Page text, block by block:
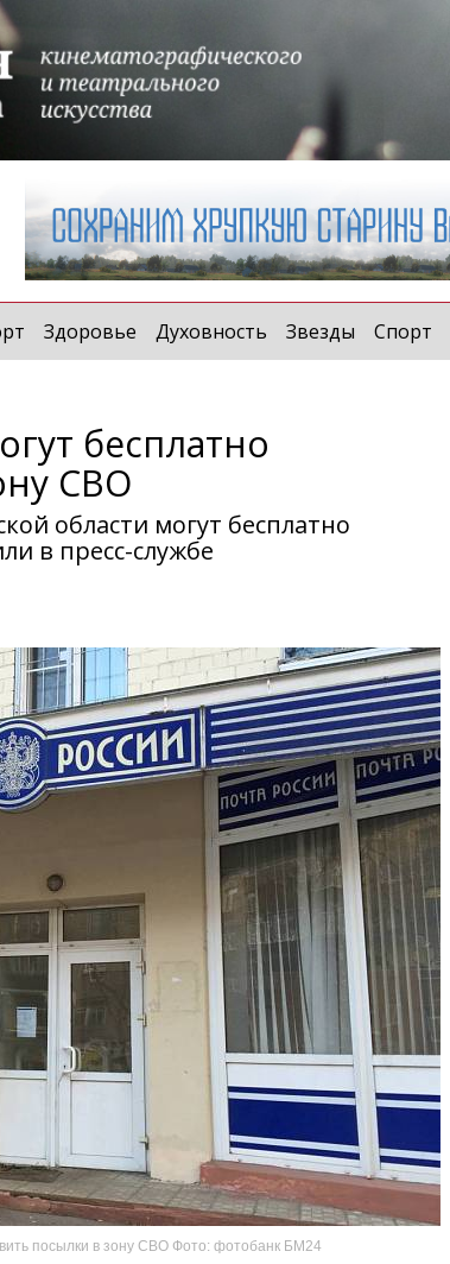
Здоровье Духовность Звезды Спорт
бесплатно
СВО
области могут бесплатно
в пресс-службе
посылки в зону СВО Фото: фотобанк БМ24